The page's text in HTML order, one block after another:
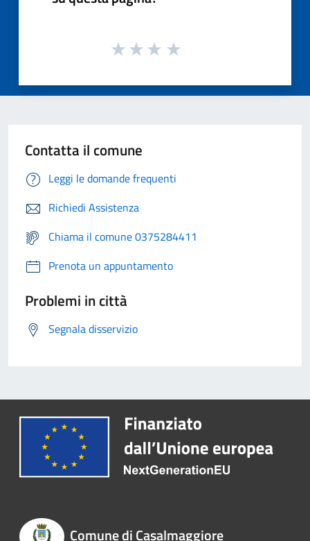
Contatta il comune
Leggi le domande frequenti
Richiedi Assistenza
Chiama il comune 0375284411
Prenota un appuntamento
Problemi in città
Segnala disservizio
Comune di Casalmaggiore